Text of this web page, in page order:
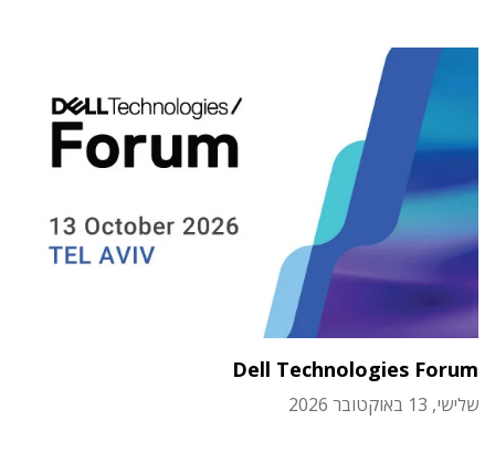
Dell Technologies Forum
שלישי, 13 באוקטובר 2026